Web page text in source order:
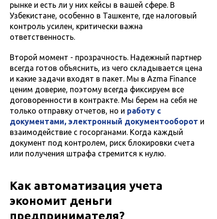
рынке и есть ли у них кейсы в вашей сфере. В
Узбекистане, особенно в Ташкенте, где налоговый
контроль усилен, критически важна
ответственность.
Второй момент - прозрачность. Надежный партнер
всегда готов объяснить, из чего складывается цена
и какие задачи входят в пакет. Мы в Azma Finance
ценим доверие, поэтому всегда фиксируем все
договоренности в контракте. Мы берем на себя не
только отправку отчетов, но и работу с
документами, электронный документооборот и
взаимодействие с госорганами. Когда каждый
документ под контролем, риск блокировки счета
или получения штрафа стремится к нулю.
Как автоматизация учета
экономит деньги
предпринимателя?